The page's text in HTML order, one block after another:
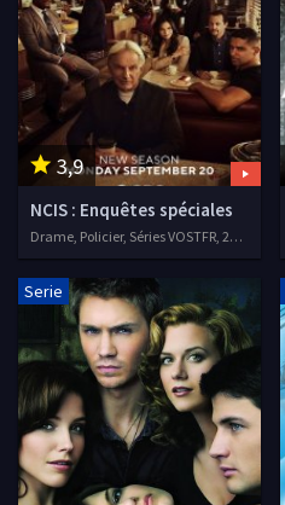
3,9
NCIS : Enquêtes spéciales
Drame, Policier, Séries VOSTFR, 2003
Serie